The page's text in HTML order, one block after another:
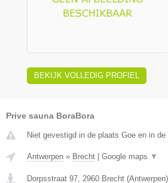
BEKIJK VOLLEDIG PROFIEL
Prive sauna BoraBora
Niet gevestigd in de plaats Goe en in
Antwerpen » Brecht Google maps ▼
Dorpsstraat 97, 2960 Brecht (Antwerpen)